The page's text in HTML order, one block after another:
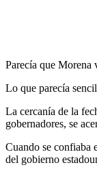
Parecía que Morena
Lo que parecía
La cercanía de la
gobernadores, se
Cuando se confiaba
del gobierno